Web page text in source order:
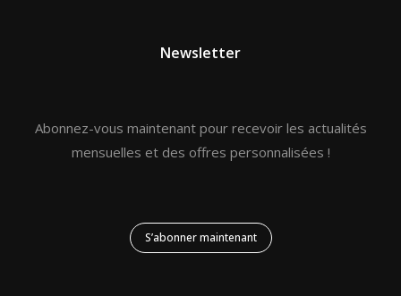
Newsletter
Abonnez-vous maintenant pour recevoir les actualités
mensuelles et des offres personnalisées !
S’abonner maintenant